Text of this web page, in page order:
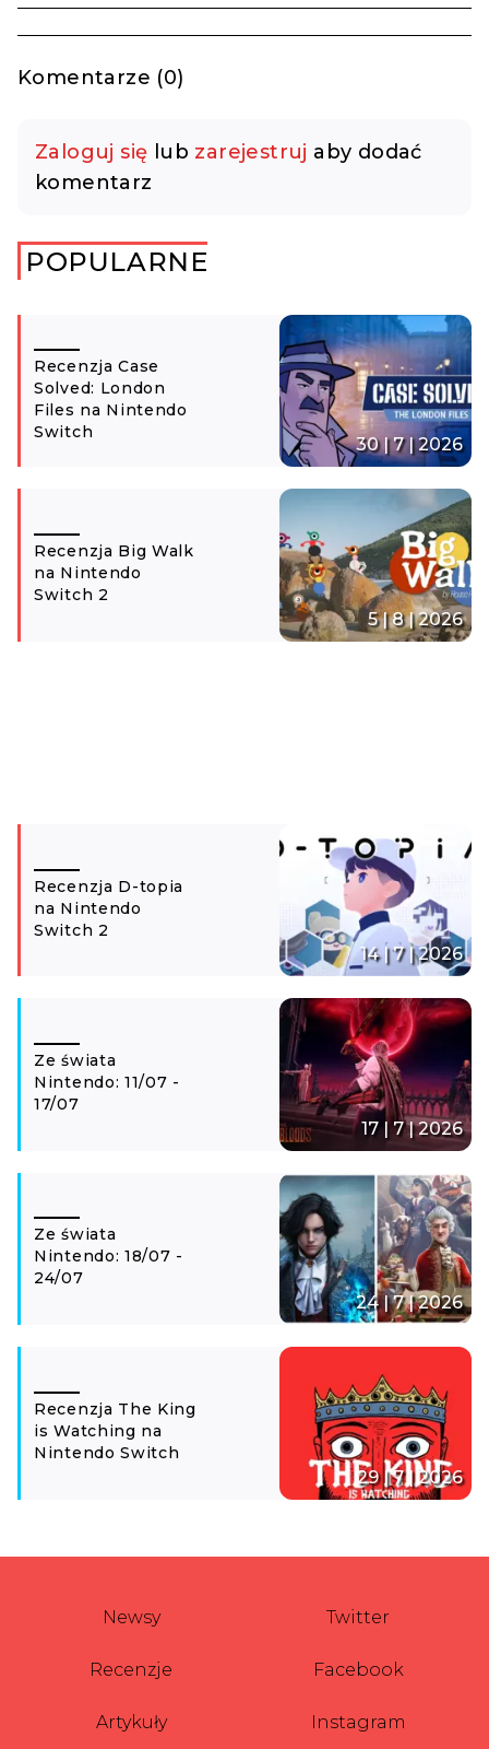
Komentarze (0)
Zaloguj się lub zarejestruj aby dodać
komentarz
POPULARNE
Recenzja Case
Solved: London
Files na Nintendo
Switch
30 | 7 | 2026
Recenzja Big Walk
na Nintendo
Switch 2
5 | 8 | 2026
Recenzja D-topia
na Nintendo
Switch 2
14 | 7 | 2026
Ze świata
Nintendo: 11/07 -
17/07
17 | 7 | 2026
Ze świata
Nintendo: 18/07 -
24/07
24 | 7 | 2026
Recenzja The King
is Watching na
Nintendo Switch
29 | 7 | 2026
Newsy
Recenzje
Artykuły
Twitter
Facebook
Instagram